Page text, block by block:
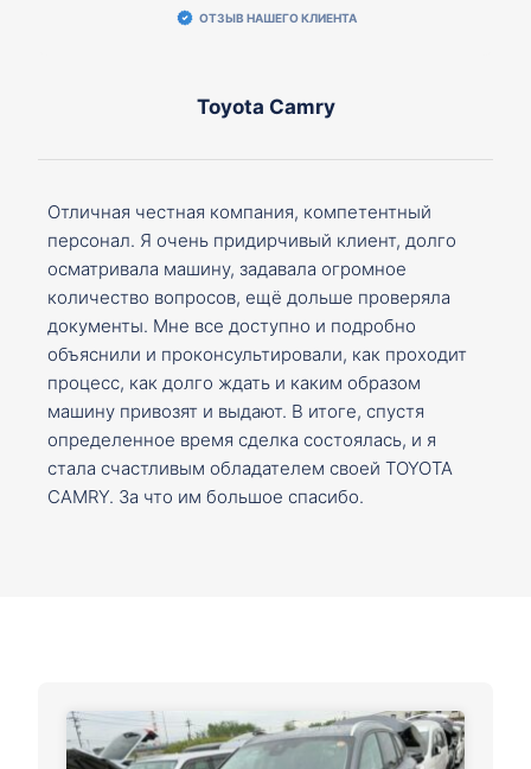
ОТЗЫВ НАШЕГО КЛИЕНТА
Toyota Camry
Отличная честная компания, компетентный
персонал. Я очень придирчивый клиент, долго
осматривала машину, задавала огромное
количество вопросов, ещё дольше проверяла
документы. Мне все доступно и подробно
объяснили и проконсультировали, как проходит
процесс, как долго ждать и каким образом
машину привозят и выдают. В итоге, спустя
определенное время сделка состоялась, и я
стала счастливым обладателем своей TOYOTA
CAMRY. За что им большое спасибо.